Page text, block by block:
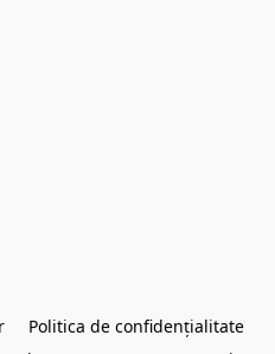
Politica de confidențialitate